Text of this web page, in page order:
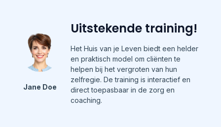
Jane Doe
Uitstekende training!
Het Huis van je Leven biedt een helder
en praktisch model om cliënten te
helpen bij het vergroten van hun
zelfregie. De training is interactief en
direct toepasbaar in de zorg en
coaching.